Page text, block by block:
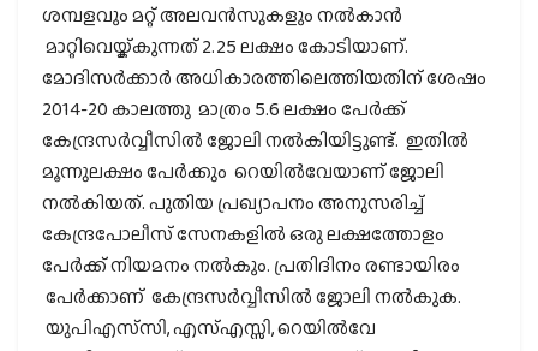
ശമ്പളവും മറ്റ് അലവന്‍സുകളും നല്‍കാന്‍
മാറ്റിവെയ്ക്കുന്നത് 2.25 ലക്ഷം കോടിയാണ്.
മോദിസര്‍ക്കാര്‍ അധികാരത്തിലെത്തിയതിന് ശേഷം
2014-20 കാലത്തു മാത്രം 5.6 ലക്ഷം പേര്‍ക്ക്
കേന്ദ്രസര്‍വ്വീസില്‍ ജോലി നല്‍കിയിട്ടുണ്ട്. ഇതില്‍
മൂന്നുലക്ഷം പേര്‍ക്കും റെയില്‍വേയാണ് ജോലി
നല്‍കിയത്. പുതിയ പ്രഖ്യാപനം അനുസരിച്ച്
കേന്ദ്രപോലീസ് സേനകളില്‍ ഒരു ലക്ഷത്തോളം
പേര്‍ക്ക് നിയമനം നല്‍കും. പ്രതിദിനം രണ്ടായിരം
പേര്‍ക്കാണ് കേന്ദ്രസര്‍വ്വീസില്‍ ജോലി നല്‍കുക.
യുപിഎസ്‌സി, എസ്എസ്സി, റെയില്‍വേ